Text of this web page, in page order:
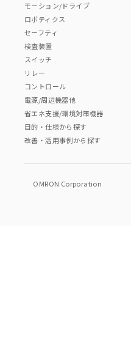
モーション/ドライブ
ロボティクス
セーフティ
検査装置
スイッチ
リレー
コントロール
電源/周辺機器他
省エネ支援/環境対策機器
目的・仕様から探す
改善・活用事例から探す
OMRON Corporation